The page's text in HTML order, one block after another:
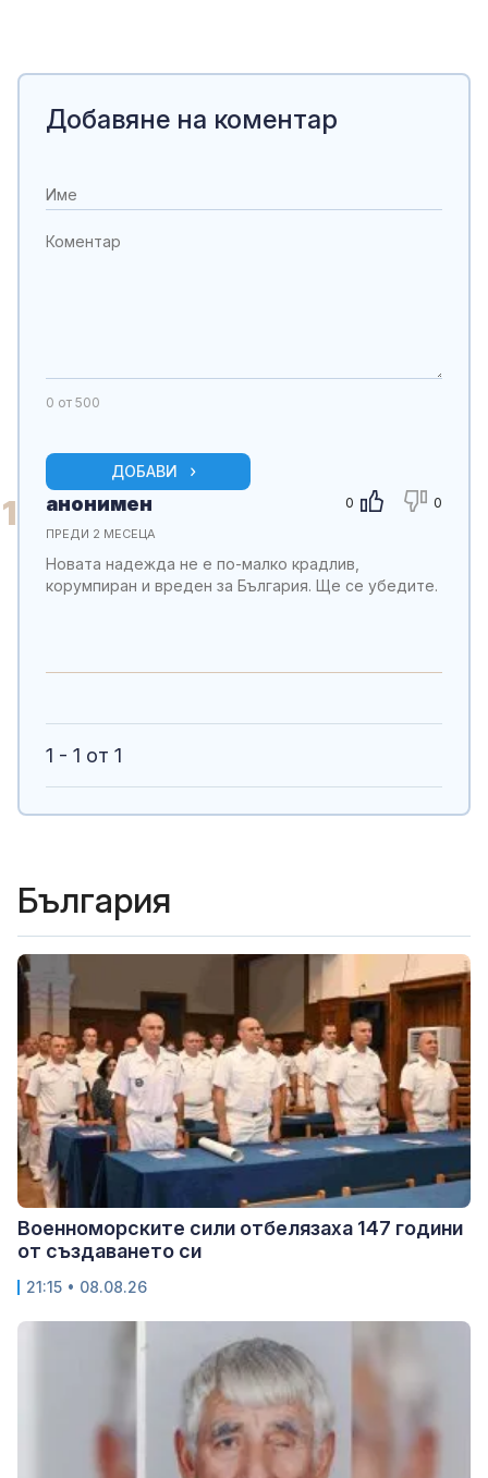
Добавяне на коментар
0 от 500
ДОБАВИ
1 0 0
анонимен
ПРЕДИ 2 МЕСЕЦА
Новата надежда не е по-малко крадлив,
корумпиран и вреден за България. Ще се убедите.
1 - 1 от 1
България
Военноморските сили отбелязаха 147 години
от създаването си
21:15 • 08.08.26